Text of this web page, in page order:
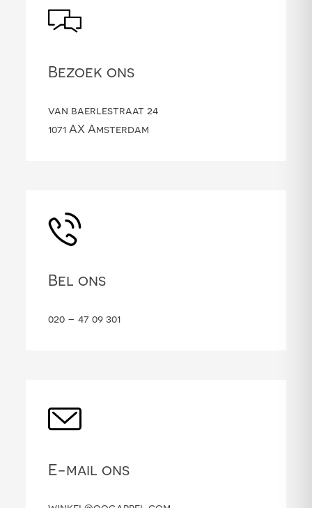
Bezoek ons
van baerlestraat 24
1071 AX Amsterdam
Bel ons
020 – 47 09 301
E-mail ons